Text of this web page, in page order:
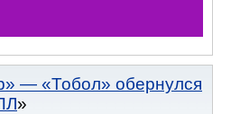
— «Тобол» обернулся